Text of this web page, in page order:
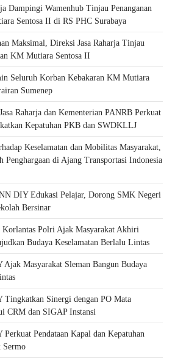
Dampingi Wamenhub Tinjau Penanganan
Sentosa II di RS PHC Surabaya
Maksimal, Direksi Jasa Raharja Tinjau
KM Mutiara Sentosa II
Seluruh Korban Kebakaran KM Mutiara
Sumenep
Raharja dan Kementerian PANRB Perkuat
Kepatuhan PKB dan SWDKLLJ
Keselamatan dan Mobilitas Masyarakat,
Penghargaan di Ajang Transportasi Indonesia
DIY Edukasi Pelajar, Dorong SMK Negeri
Bersinar
Korlantas Polri Ajak Masyarakat Akhiri
Budaya Keselamatan Berlalu Lintas
Ajak Masyarakat Sleman Bangun Budaya
Tingkatkan Sinergi dengan PO Mata
CRM dan SIGAP Instansi
Perkuat Pendataan Kapal dan Kepatuhan